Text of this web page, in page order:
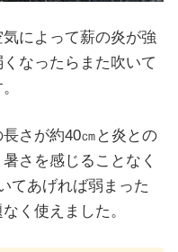
によって薪の炎が強
なったらまた吹いて
さが約40㎝と炎との
さを感じることなく
てあげれば弱まった
く使えました。